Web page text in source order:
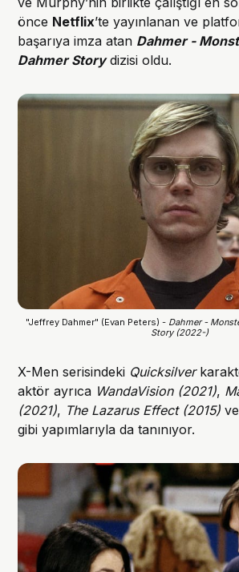
önce Netflix’te yayınlanan ve
başarıya imza atan Dahmer -
Dahmer Storydizisi oldu.
"Jeffrey Dahmer" (Evan Peters) - Dahmer -
Story (2022-)
X-Men serisindeki Quicksilver
aktör ayrıca WandaVision (2021),
(2021), The Lazarus Effect (2015) ve
gibi yapımlarıyla da tanınıyor.